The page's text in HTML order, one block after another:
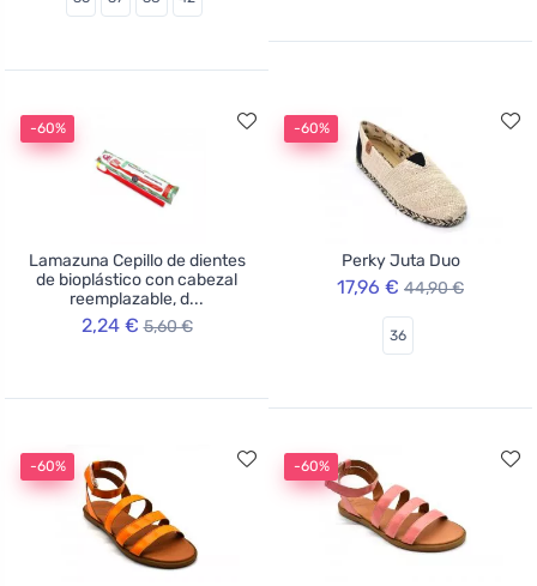
-60%
Lamazuna Cepillo de dientes
de bioplástico con cabezal
reemplazable, d...
2,24 € 5,60 €
-60%
Perky Juta Duo
17,96 € 44,90 €
36
-60% -60%